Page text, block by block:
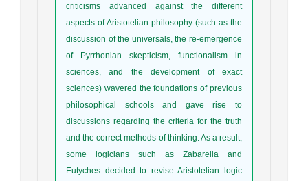
criticisms advanced against the different
aspects of Aristotelian philosophy (such as the
discussion of the universals, the re-emergence
of Pyrrhonian skepticism, functionalism in
sciences, and the development of exact
sciences) wavered the foundations of previous
philosophical schools and gave rise to
discussions regarding the criteria for the truth
and the correct methods of thinking. As a result,
some logicians such as Zabarella and
Eutyches decided to revise Aristotelian logic